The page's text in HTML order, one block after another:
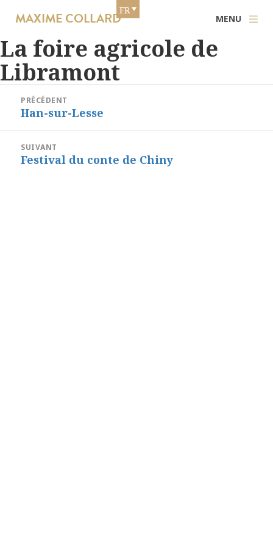
MAXIME COLLARD MENU
FR
La foire agricole de
Libramont
Navigation
de
PRÉCÉDENT
Article
Han-sur-Lesse
SUIVANT
Article
Festival du conte de Chiny